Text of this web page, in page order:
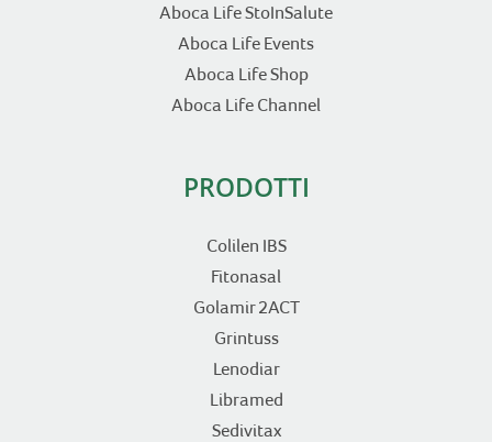
Aboca Life StoInSalute
Aboca Life Events
Aboca Life Shop
Aboca Life Channel
PRODOTTI
Colilen IBS
Fitonasal
Golamir 2ACT
Grintuss
Lenodiar
Libramed
Sedivitax